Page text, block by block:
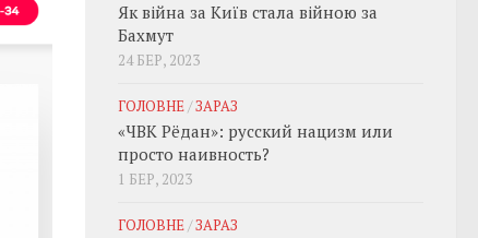
Як війна за Київ стала війною за
Бахмут
24 БЕР, 2023
ГОЛОВНЕ/ЗАРАЗ
«ЧВК Рёдан»: русский нацизм или
просто наивность?
1 БЕР, 2023
ГОЛОВНЕ/ЗАРАЗ